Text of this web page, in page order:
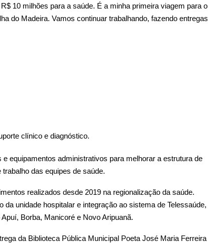
10 milhões para a saúde. É a minha primeira viagem para o
do Madeira. Vamos continuar trabalhando, fazendo entregas
clínico e diagnóstico.
equipamentos administrativos para melhorar a estrutura de
das equipes de saúde.
realizados desde 2019 na regionalização da saúde.
unidade hospitalar e integração ao sistema de Telessaúde,
Borba, Manicoré e Novo Aripuanã.
da Biblioteca Pública Municipal Poeta José Maria Ferreira